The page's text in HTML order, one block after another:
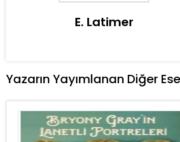
E. Latimer
Yazarın Yayımlanan Diğer